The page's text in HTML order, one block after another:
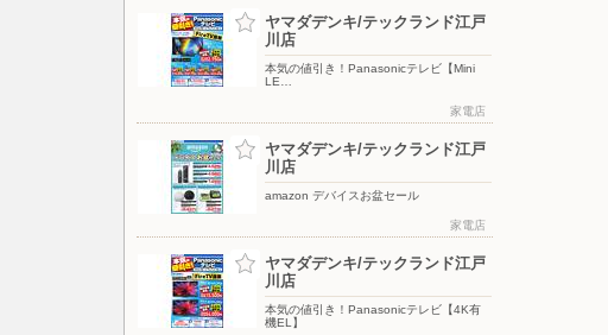
ヤマダデンキ/テックランド江戸
川店
本気の値引き！Panasonicテレビ【Mini
LE…
家電店
ヤマダデンキ/テックランド江戸
川店
amazon デバイスお盆セール
家電店
ヤマダデンキ/テックランド江戸
川店
本気の値引き！Panasonicテレビ【4K有
機EL】